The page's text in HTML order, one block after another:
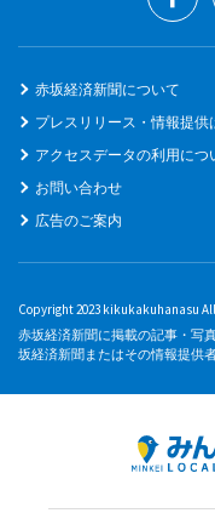
赤坂経済新聞について
プレスリリース・情報提供
アクセスデータの利用につ
お問い合わせ
広告のご案内
Copyright 2023 kikukakuhanasu
赤坂経済新聞に掲載の記事・写
坂経済新聞またはその情報提供